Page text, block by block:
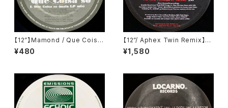
【12”】Mamond / Que Coisa
So? (Far Out Recordings)
(FARO 056)
¥480
【12”/ Aphex Twin Remix】B
eck / The New Pollution (Z
ac Records) (ZAC 148)
¥1,580